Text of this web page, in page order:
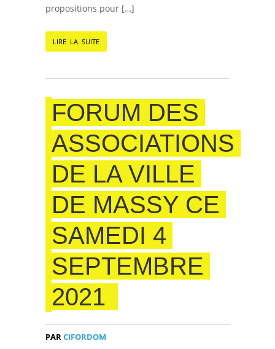
propositions pour […]
LIRE LA SUITE
FORUM DES
ASSOCIATIONS
DE LA VILLE
DE MASSY CE
SAMEDI 4
SEPTEMBRE
2021
PARCIFORDOM